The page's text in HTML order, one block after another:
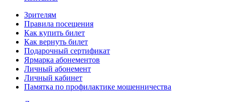
Зрителям
Правила посещения
Как купить билет
Как вернуть билет
Подарочный сертификат
Ярмарка абонементов
Личный абонемент
Личный кабинет
Памятка по профилактике мошенничества